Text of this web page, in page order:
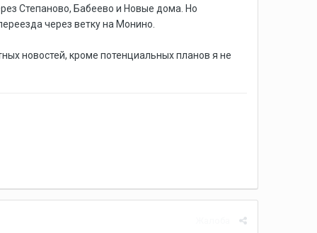
Степаново, Бабеево и Новые дома. Но
через ветку на Монино.
новостей, кроме потенциальных планов я не